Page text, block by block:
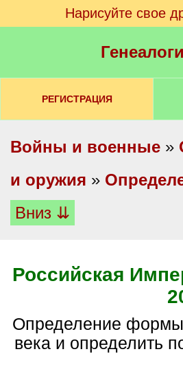
Нарисуйте свое
РЕГИСТРАЦИЯ
Войны и военные »
и оружия »
Вниз ⇊
Российская
Определение формы по фото конца XIX-начала XX
века и определить